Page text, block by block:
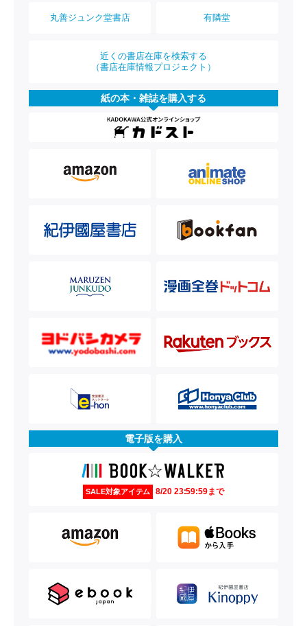
丸善ジュンク堂書店 有隣堂
近くの書店在庫を検索する
（書店在庫情報プロジェクト）
紙の本・雑誌を購入する
電子版を購入
SALE対象アイテム 8/20 23:59:59まで